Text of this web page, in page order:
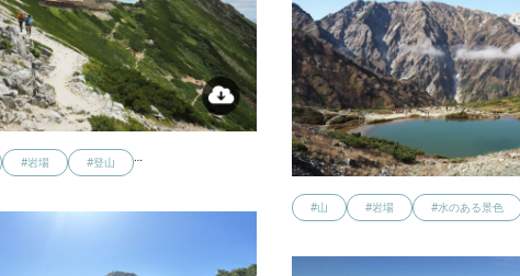
#岩場 #登山
#山 #岩場 #水のある景色